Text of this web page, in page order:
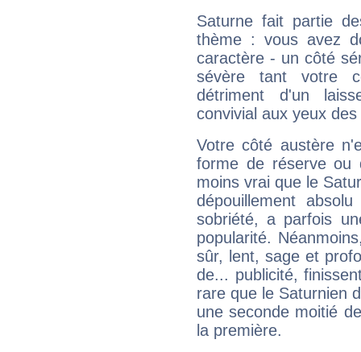
Saturne fait partie
thème : vous avez
caractère - un côté
sévère tant votre
détriment d'un
convivial aux yeux
Votre côté austère
forme de réserve
moins vrai que le
dépouillement
sobriété, a parfois
popularité.
sûr, lent, sage et
de... publicité,
rare que le Saturnien
une seconde moitié
la première.